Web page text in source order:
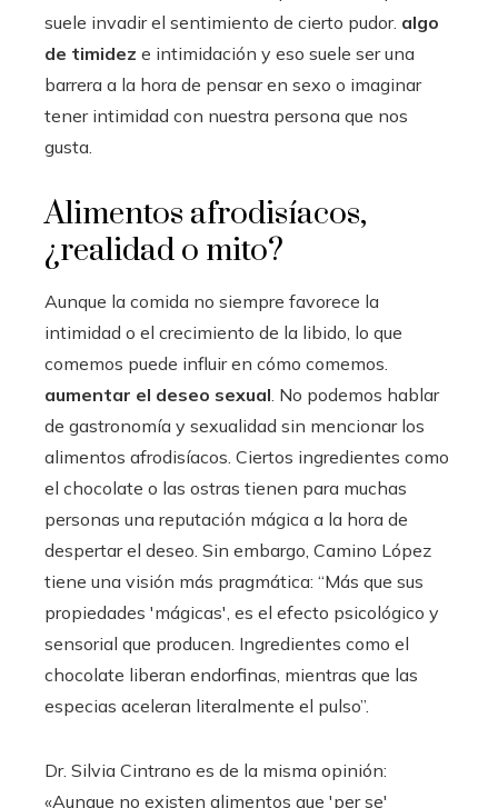
suele invadir el sentimiento de cierto pudor. algo
de timidez e intimidación y eso suele ser una
barrera a la hora de pensar en sexo o imaginar
tener intimidad con nuestra persona que nos
gusta.
Alimentos afrodisíacos,
¿realidad o mito?
Aunque la comida no siempre favorece la
intimidad o el crecimiento de la libido, lo que
comemos puede influir en cómo comemos.
aumentar el deseo sexual . No podemos hablar
de gastronomía y sexualidad sin mencionar los
alimentos afrodisíacos. Ciertos ingredientes como
el chocolate o las ostras tienen para muchas
personas una reputación mágica a la hora de
despertar el deseo. Sin embargo, Camino López
tiene una visión más pragmática: “Más que sus
propiedades 'mágicas', es el efecto psicológico y
sensorial que producen. Ingredientes como el
chocolate liberan endorfinas, mientras que las
especias aceleran literalmente el pulso”.
Dr. Silvia Cintrano es de la misma opinión:
«Aunque no existen alimentos que 'per se'